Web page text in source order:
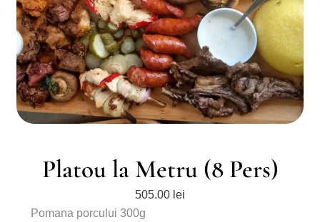
Platou la Metru (8 Pers)
505.00 lei
Pomana porcului 300g